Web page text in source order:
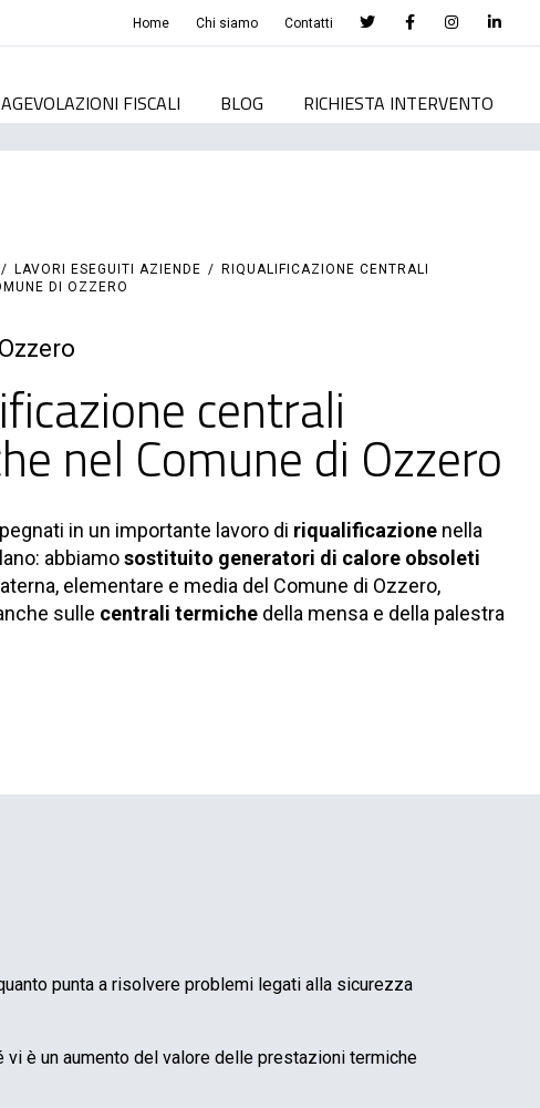
Home Chi siamo Contatti
AGEVOLAZIONI FISCALI BLOG RICHIESTA INTERVENTO
/ LAVORI ESEGUITI AZIENDE /
RIQUALIFICAZIONE CENTRALI
DI OZZERO
centrali
nel Comune di Ozzero
in un importante lavoro di riqualificazione nella
abbiamosostituito generatori di calore obsoleti
elementare e media del Comune di Ozzero,
sulle centrali termiche della mensa e della palestra
punta a risolvere problemi legati alla sicurezza
è un aumento del valore delle prestazioni termiche